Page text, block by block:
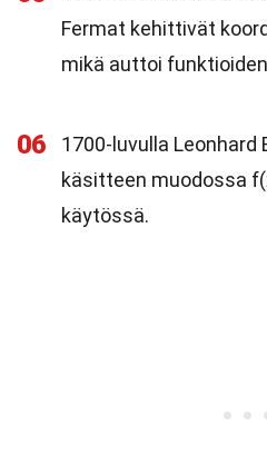
Fermat kehittivät
mikä auttoi
06
1700-luvulla
käsitteen muodossa
käytössä.